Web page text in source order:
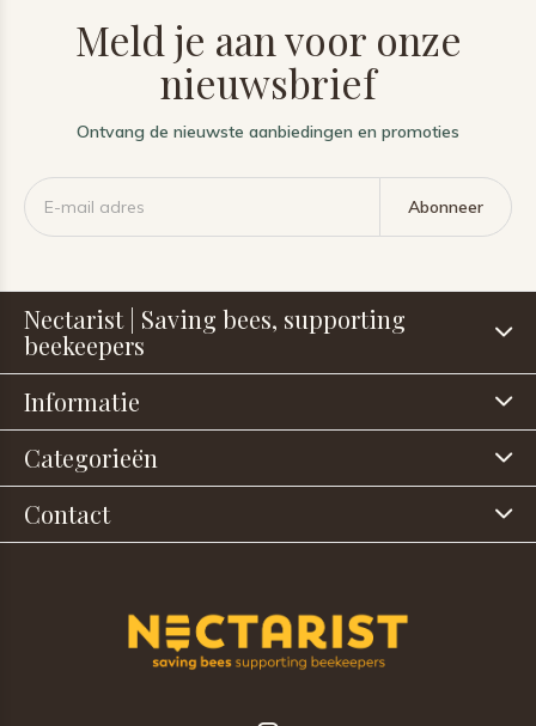
Meld je aan voor onze
nieuwsbrief
Ontvang de nieuwste aanbiedingen en promoties
Abonneer
Nectarist | Saving bees, supporting
beekeepers
Informatie
Categorieën
Contact